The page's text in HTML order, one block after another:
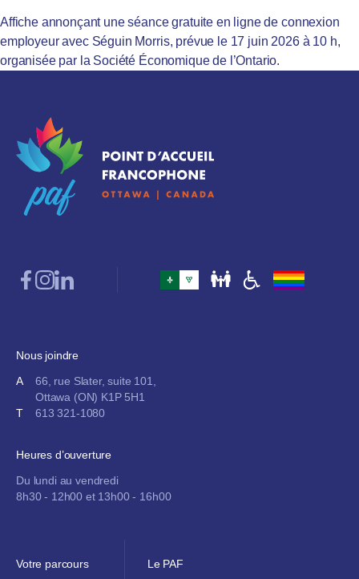
Affiche annonçant une séance gratuite en ligne de connexion
employeur avec Séguin Morris, prévue le 17 juin 2026 à 10 h,
organisée par la Société Économique de l’Ontario.
Nous joindre
A
66, rue Slater, suite 101,
Ottawa (ON) K1P 5H1
T
613 321-1080
Heures d’ouverture
Du lundi au vendredi
8h30 - 12h00 et 13h00 - 16h00
Votre parcours
Le PAF